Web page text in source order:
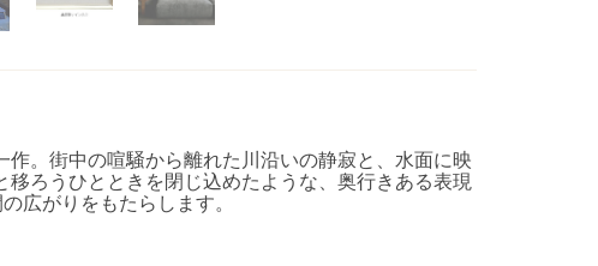
。街中の喧騒から離れた川沿いの静寂と、水面に映
ろうひとときを閉じ込めたような、奥行きある表現
広がりをもたらします。